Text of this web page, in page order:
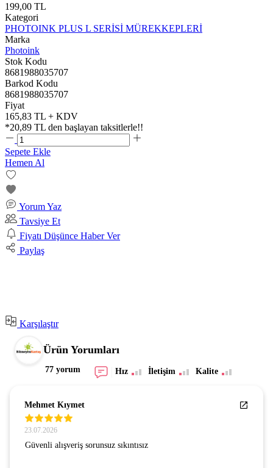
199,00 TL
Kategori
PHOTOINK PLUS L SERİSİ MÜREKKEPLERİ
Marka
Photoink
Stok Kodu
8681988035707
Barkod Kodu
8681988035707
Fiyat
165,83 TL + KDV
*20,89 TL den başlayan taksitlerle!!
Sepete Ekle
Hemen Al
Yorum Yaz
Tavsiye Et
Fiyatı Düşünce Haber Ver
Paylaş
Karşılaştır
Ürün Yorumları
77 yorum Hız İletişim Kalite
Mehmet Kıymet
23.07.2026
Güvenli alışveriş sorunsuz sıkıntısız